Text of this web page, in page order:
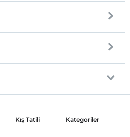
Wi-fi
indirim
Kış Tatili Kategoriler